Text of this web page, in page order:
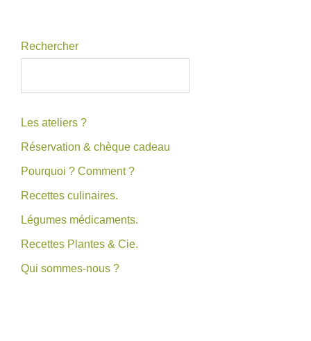
Rechercher
Les ateliers ?
Réservation & chèque cadeau
Pourquoi ? Comment ?
Recettes culinaires.
Légumes médicaments.
Recettes Plantes & Cie.
Qui sommes-nous ?